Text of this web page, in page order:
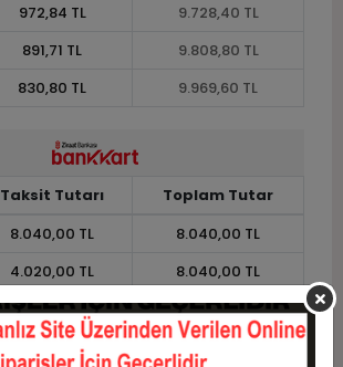
972,84 TL
9.728,40 TL
891,71 TL
9.808,80 TL
830,80 TL 9.969,60 TL
Taksit Tutarı
Toplam Tutar
8.040,00 TL
8.040,00 TL
4.020,00 TL
8.040,00 TL
2.867,60 TL
8.602,80 TL
2.190,90 TL